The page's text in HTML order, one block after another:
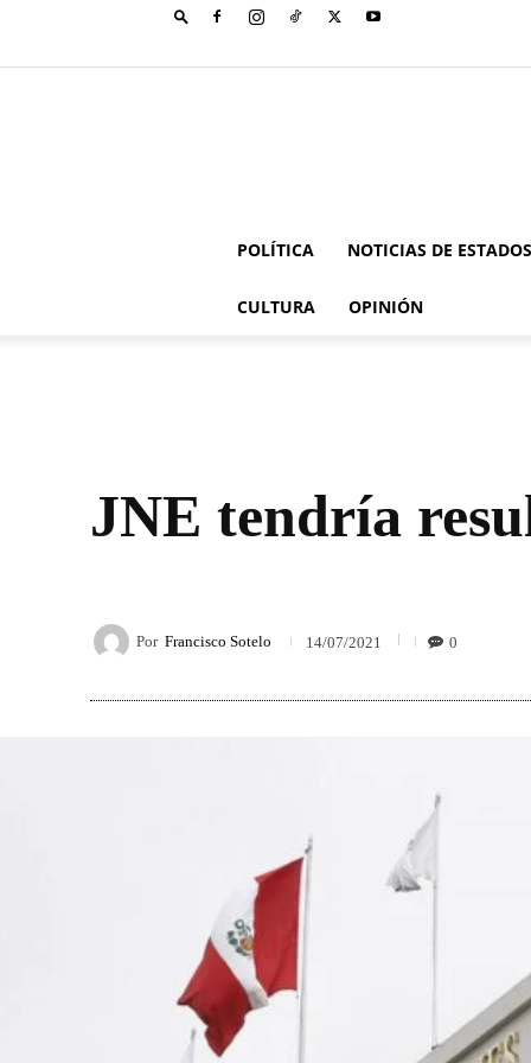
POLÍTICA NOTICIAS DE
CULTURA OPINIÓN
JNE tendría
Por Francisco Sotelo 14/07/2021 0